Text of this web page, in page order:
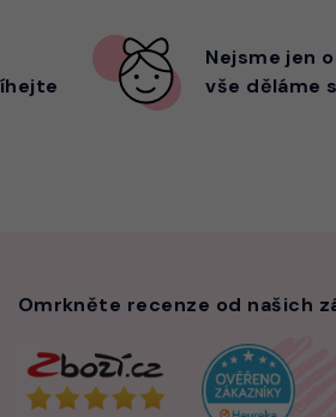
Nejsme jen
vše děláme
Omrkněte recenze od našich